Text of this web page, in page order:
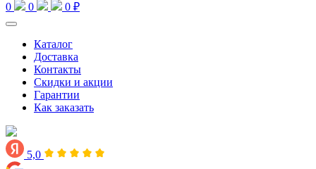
0
0 0 ₽
Каталог
Доставка
Контакты
Скидки и акции
Гарантии
Как заказать
5,0